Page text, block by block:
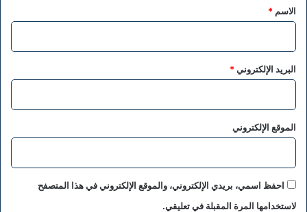
*
الاسم *
البريد الإلكتروني*
الموقع الإلكتروني
احفظ اسمي، بريدي الإلكتروني، والموقع الإلكتروني في هذا المتصفح
لاستخدامها المرة المقبلة في تعليقي.